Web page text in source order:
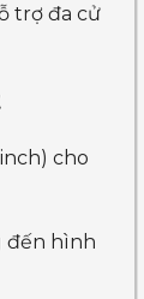
trợ đa cử
cho
đến hình